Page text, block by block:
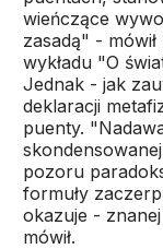
wieńczące
zasadą" -
wykładu "O
Jednak - jak
deklaracji
puenty.
pozoru
formuły
okazuje -
mówił.